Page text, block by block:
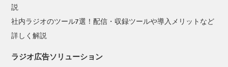
説
社内ラジオのツール7選！配信・収録ツールや導入メリットなど
詳しく解説
ラジオ広告ソリューション